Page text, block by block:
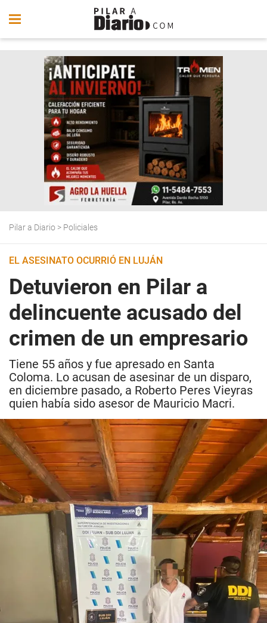
Pilar a Diario > Policiales
EL ASESINATO OCURRIÓ EN LUJÁN
Detuvieron en Pilar a
delincuente acusado del
crimen de un empresario
Tiene 55 años y fue apresado en Santa
Coloma. Lo acusan de asesinar de un disparo,
en diciembre pasado, a Roberto Peres Vieyras
quien había sido asesor de Mauricio Macri.